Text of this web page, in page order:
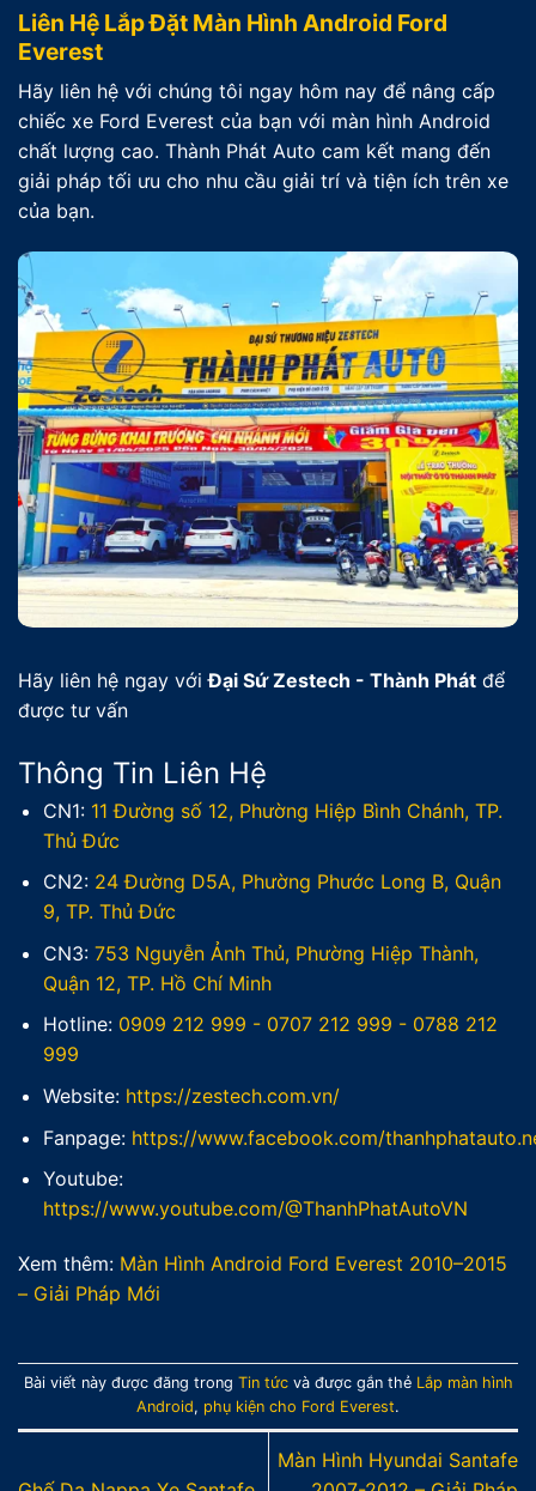
Liên Hệ Lắp Đặt Màn Hình Android Ford
Everest
Hãy liên hệ với chúng tôi ngay hôm nay để nâng cấp
chiếc xe Ford Everest của bạn với màn hình Android
chất lượng cao. Thành Phát Auto cam kết mang đến
giải pháp tối ưu cho nhu cầu giải trí và tiện ích trên xe
của bạn.
Hãy liên hệ ngay vớiĐại Sứ Zestech - Thành Phát để
được tư vấn
Thông Tin Liên Hệ
CN1: 11 Đường số 12, Phường Hiệp Bình Chánh, TP.
Thủ Đức
CN2: 24 Đường D5A, Phường Phước Long B, Quận
9, TP. Thủ Đức
CN3: 753 Nguyễn Ảnh Thủ, Phường Hiệp Thành,
Quận 12, TP. Hồ Chí Minh
Hotline: 0909 212 999 - 0707 212 999 - 0788 212
999
Website: https://zestech.com.vn/
Fanpage: https://www.facebook.com/
Youtube:
https://www.youtube.com/@ThanhPhatAutoVN
Xem thêm: Màn Hình Android Ford Everest 2010–2015
– Giải Pháp Mới
Bài viết này được đăng trong Tin tứcvà được gắn thẻ Lắp màn hình
Android, phụ kiện cho Ford Everest.
Màn Hình Hyundai Santafe